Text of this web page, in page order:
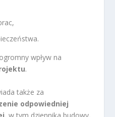
wpływ na
.
także za
odpowiedniej